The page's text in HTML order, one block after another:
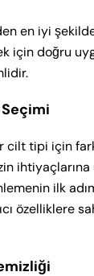
en iyi
için doğru
cilt tipi için
ilk
özelliklere